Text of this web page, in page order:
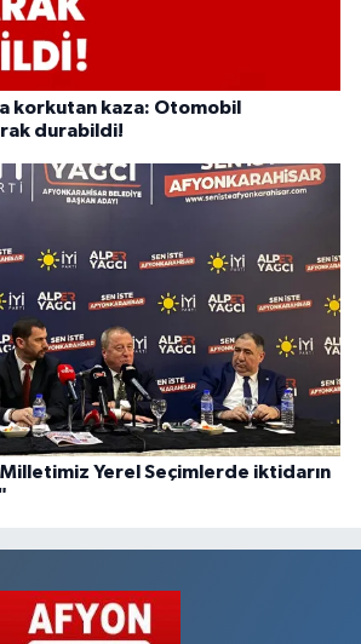
korkutan kaza: Otomobil
durabildi!
Yerel Seçimlerde iktidarın